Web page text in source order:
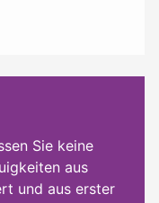
Sie keine
aus
und aus erster